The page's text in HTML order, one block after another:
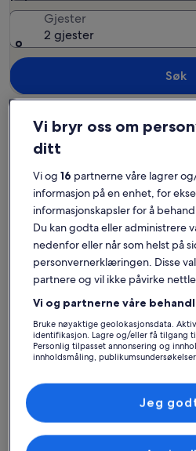
Gjester
2 gjester
Søk
Universität Ferieboliger nær
Finn et overnattingssted ikke langt
er midt i blinken for deg. Våre
fasilitetene for deg og de du reiser
peis. Uansett hva du ser etter, finner
alles behov – for eksempel et
har tilgjengelighetstilpasninger.
Ferieboliger med
hovedkontor
Bildegalleri
Svøm
10 av 10, Suverent, (24 anmeldelser)
Suverent
Svøm i sjøen (fem minutter),
Svøm i sjøen (fem minutter), føl
Vi bryr oss om
ditt
Vi og 16 partnerne våre lagrer
informasjon på en enhet, for
informasjonskapsler for å
Du kan godta eller administrere
nedenfor eller når som helst på
personvernerklæringen. Disse
partnere og vil ikke påvirke
Vi og partnerne våre
Bruke nøyaktige geolokasjonsdata.
identifikasjon. Lagre og/eller få tilgang
Personlig tilpasset annonsering og
innholdsmåling,
Jeg